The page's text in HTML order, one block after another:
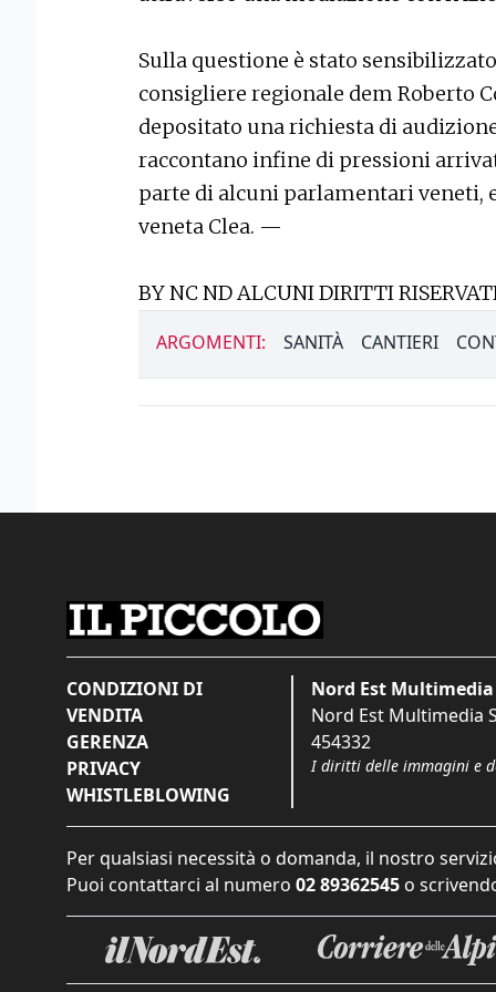
Sulla questione è stato
consigliere regionale dem Roberto
depositato una richiesta di
raccontano infine di pressioni
parte di alcuni parlamentari veneti,
veneta Clea. —
BY NC ND ALCUNI DIRITTI
ARGOMENTI: SANITÀ CANTIERI
CONDIZIONI DI
VENDITA
GERENZA
PRIVACY
WHISTLEBLOWING
Nord Est Multimedia
Nord Est Multimedia
454332
I diritti delle immagini e
Per qualsiasi necessità o domanda, il nostro
Puoi contattarci al numero 02 89362545 o